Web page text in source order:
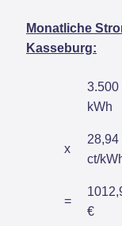
Monatliche
Kasseburg:
3.500
kWh
x
28,94
ct/
=
€